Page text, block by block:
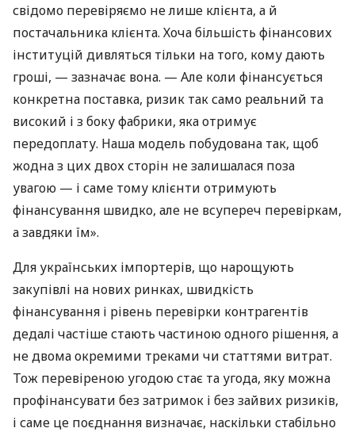
свідомо перевіряємо не лише клієнта, а й
постачальника клієнта. Хоча більшість фінансових
інституцій дивляться тільки на того, кому дають
гроші, — зазначає вона. — Але коли фінансується
конкретна поставка, ризик так само реальний та
високий і з боку фабрики, яка отримує
передоплату. Наша модель побудована так, щоб
жодна з цих двох сторін не залишалася поза
увагою — і саме тому клієнти отримують
фінансування швидко, але не всупереч перевіркам,
а завдяки їм».
Для українських імпортерів, що нарощують
закупівлі на нових ринках, швидкість
фінансування і рівень перевірки контрагентів
дедалі частіше стають частиною одного рішення, а
не двома окремими треками чи статтями витрат.
Тож перевіреною угодою стає та угода, яку можна
профінансувати без затримок і без зайвих ризиків,
і саме це поєднання визначає, наскільки стабільно